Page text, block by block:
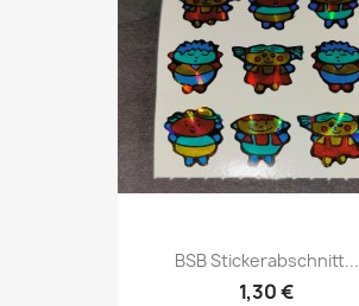
BSB Stickerabschnitt...
1,30 €